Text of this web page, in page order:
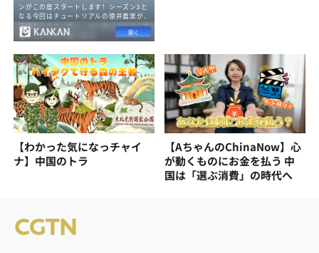
【わかった気になっチャイ
ナ】中国のトラ
【AちゃんのChinaNow】心
が動くものにお金を払う 中
国は「選ぶ消費」の時代へ